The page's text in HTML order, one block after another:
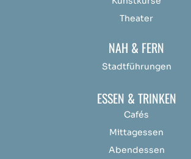
Theater
NAH & FERN
Stadtführungen
ESSEN & TRINKEN
Cafés
Mittagessen
Abendessen